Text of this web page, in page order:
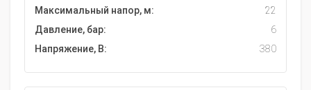
Максимальный напор, м:
22
Давление, бар:
6
Напряжение, В:
380